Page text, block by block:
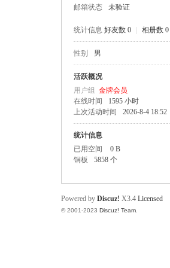
邮箱状态
未验证
统计信息 好友数 0 相册数 0
性别 男
活跃概况
用户组 金牌会员
在线时间
1595 小时
上次活动时间
2026-8-4 18:52
统计信息
已用空间
0 B
铜板
5858 个
Powered by Discuz! X3.4 Licensed
© 2001-2023 Discuz! Team